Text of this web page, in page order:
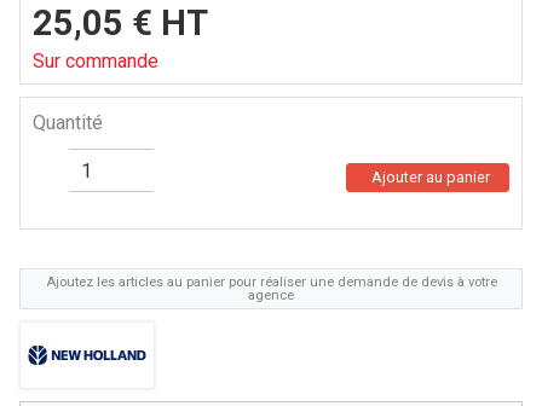
Ajoutez les articles au panier pour réaliser une demande de devis à votre
agence
25,05 € HT
Sur commande
Quantité
Ajouter au panier